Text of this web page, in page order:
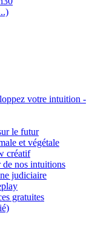
votre intuition -
le futur
et végétale
créatif
de nos intuitions
judiciaire
gratuites